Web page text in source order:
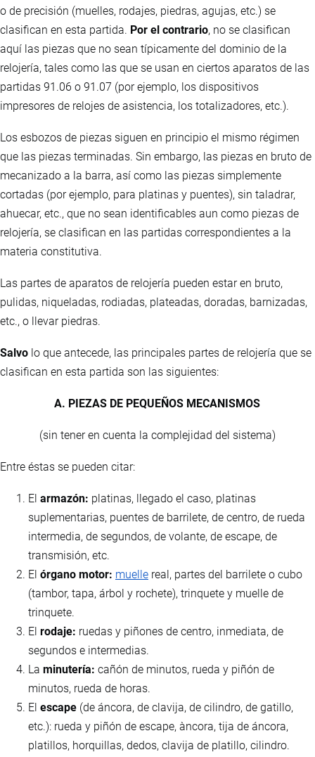
o de precisión (muelles, rodajes, piedras, agujas, etc.) se
clasifican en esta partida. Por el contrario, no se clasifican
aquí las piezas que no sean típicamente del dominio de la
relojería, tales como las que se usan en ciertos aparatos de las
partidas 91.06 o 91.07 (por ejemplo, los dispositivos
impresores de relojes de asistencia, los totalizadores, etc.).
Los esbozos de piezas siguen en principio el mismo régimen
que las piezas terminadas. Sin embargo, las piezas en bruto de
mecanizado a la barra, así como las piezas simplemente
cortadas (por ejemplo, para platinas y puentes), sin taladrar,
ahuecar, etc., que no sean identificables aun como piezas de
relojería, se clasifican en las partidas correspondientes a la
materia constitutiva.
Las partes de aparatos de relojería pueden estar en bruto,
pulidas, niqueladas, rodiadas, plateadas, doradas, barnizadas,
etc., o llevar piedras.
Salvo lo que antecede, las principales partes de relojería que se
clasifican en esta partida son las siguientes:
A. PIEZAS DE PEQUEÑOS MECANISMOS
(sin tener en cuenta la complejidad del sistema)
Entre éstas se pueden citar:
El armazón: platinas, llegado el caso, platinas
suplementarias, puentes de barrilete, de centro, de rueda
intermedia, de segundos, de volante, de escape, de
transmisión, etc.
El órgano motor: muelle real, partes del barrilete o cubo
(tambor, tapa, árbol y rochete), trinquete y muelle de
trinquete.
El rodaje: ruedas y piñones de centro, inmediata, de
segundos e intermedias.
La minutería: cañón de minutos, rueda y piñón de
minutos, rueda de horas.
El escape (de áncora, de clavija, de cilindro, de gatillo,
etc.): rueda y piñón de escape, àncora, tija de áncora,
platillos, horquillas, dedos, clavija de platillo, cilindro.